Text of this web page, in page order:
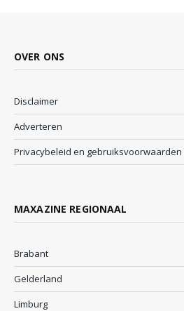
OVER ONS
Disclaimer
Adverteren
Privacybeleid en gebruiksvoorwaarden
MAXAZINE REGIONAAL
Brabant
Gelderland
Limburg